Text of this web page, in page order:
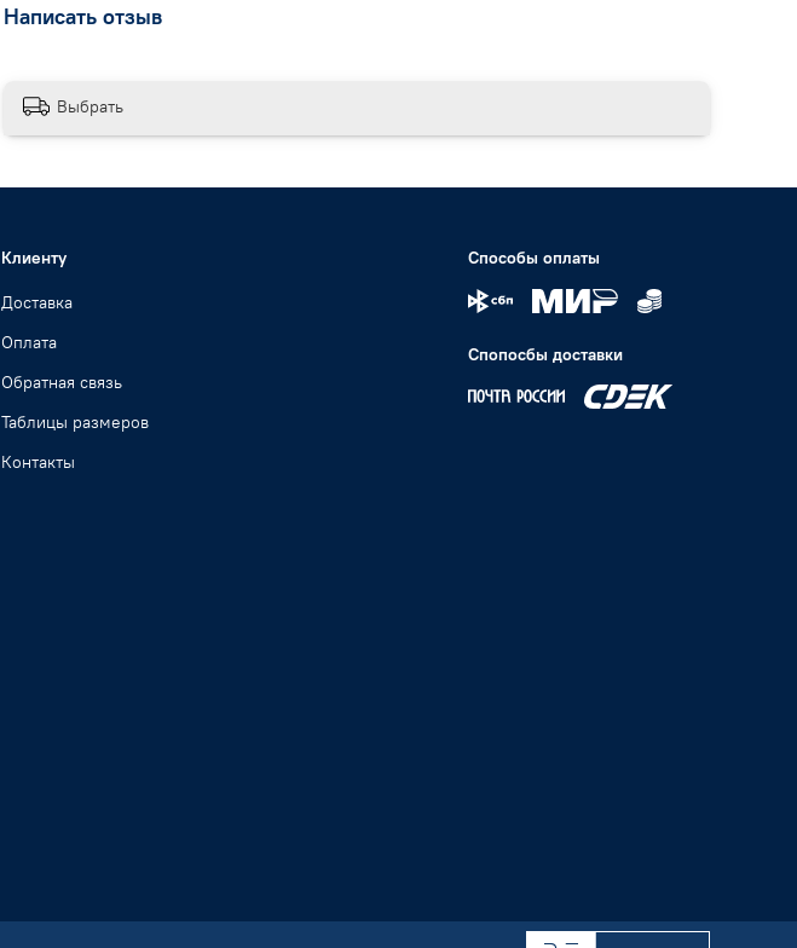
Написать отзыв
Выбрать
Клиенту
Доставка
Оплата
Обратная связь
Таблицы размеров
Контакты
Способы оплаты
Спопосбы доставки